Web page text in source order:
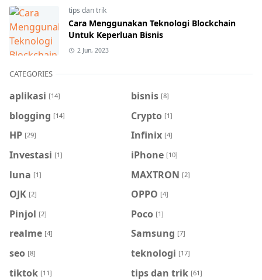
tips dan trik
Cara Menggunakan Teknologi Blockchain
Untuk Keperluan Bisnis
2 Jun, 2023
CATEGORIES
aplikasi [14] bisnis [8]
blogging [14] Crypto [1]
HP [29] Infinix [4]
Investasi [1] iPhone [10]
luna [1] MAXTRON [2]
OJK [2] OPPO [4]
Pinjol [2] Poco [1]
realme [4] Samsung [7]
seo [8] teknologi [17]
tiktok [11] tips dan trik [61]